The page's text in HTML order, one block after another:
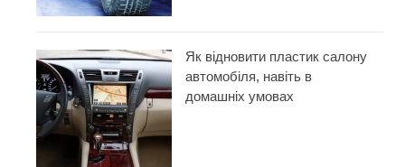
Як відновити пластик салону
автомобіля, навіть в
домашніх умовах